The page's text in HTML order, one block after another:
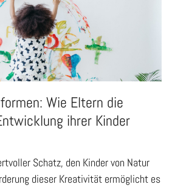
Wie Eltern die
ihrer Kinder
Schatz, den Kinder von Natur
dieser Kreativität ermöglicht es